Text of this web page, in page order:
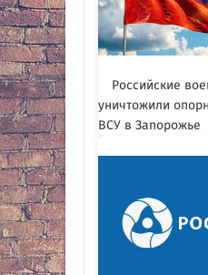
Российские
уничтожили
ВСУ в Запорожье